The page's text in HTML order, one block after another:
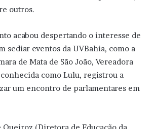
outros.
acabou despertando o interesse de
sediar eventos da UVBahia, como a
de Mata de São João, Vereadora
como Lulu, registrou a
um encontro de parlamentares em